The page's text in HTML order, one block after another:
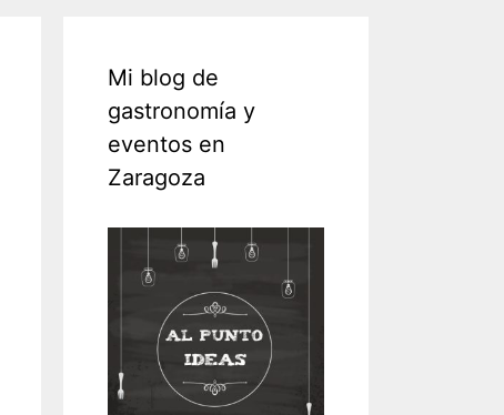
Mi blog de
gastronomía y
eventos en
Zaragoza